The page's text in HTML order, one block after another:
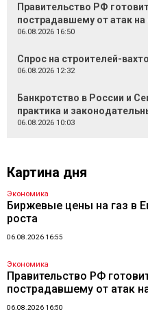
Правительство РФ
пострадавшему от атак
06.08.2026 16:50
Спрос на строителей-
06.08.2026 12:32
Банкротство в России и
практика и
06.08.2026 10:03
Картина дня
Экономика
Биржевые цены на газ в
роста
06.08.2026 16:55
Экономика
Правительство РФ
пострадавшему от атак
06.08.2026 16:50